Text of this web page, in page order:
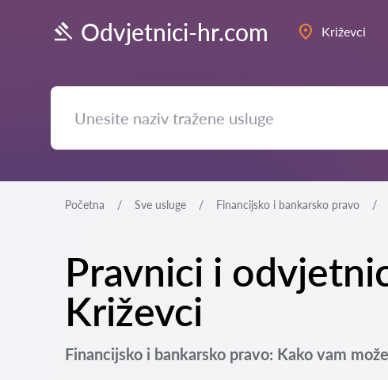
Odvjetnici-hr.com Križevci
Početna Sve usluge Financijsko i bankarsko pravo
Pravnici i
Križevci
Financijsko i bankarsko pravo: Kako vam